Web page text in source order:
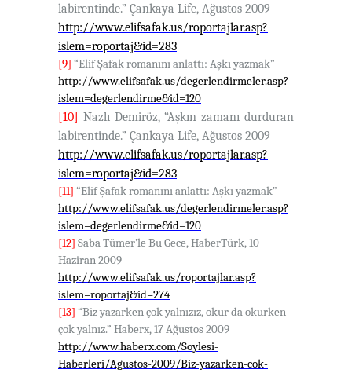
labirentinde.” Çankaya Life, Ağustos 2009
http://www.elifsafak.us/roportajlar.asp?
islem=roportaj&id=283
[9] “Elif Şafak romanını anlattı: Aşkı yazmak”
http://www.elifsafak.us/degerlendirmeler.asp?
islem=degerlendirme&id=120
[10] Nazlı Demiröz, “Aşkın zamanı durduran
labirentinde.” Çankaya Life, Ağustos 2009
http://www.elifsafak.us/roportajlar.asp?
islem=roportaj&id=283
[11] “Elif Şafak romanını anlattı: Aşkı yazmak”
http://www.elifsafak.us/degerlendirmeler.asp?
islem=degerlendirme&id=120
[12] Saba Tümer’le Bu Gece, HaberTürk, 10
Haziran 2009
http://www.elifsafak.us/roportajlar.asp?
islem=roportaj&id=274
[13] “Biz yazarken çok yalnızız, okur da okurken
çok yalnız.” Haberx, 17 Ağustos 2009
http://www.haberx.com/Soylesi-
Haberleri/Agustos-2009/Biz-yazarken-cok-